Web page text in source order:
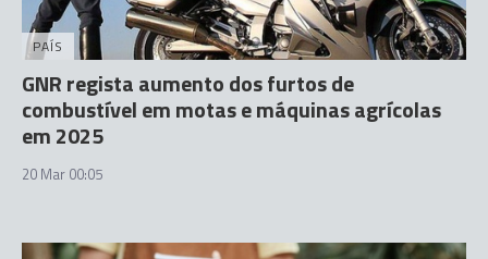
PAÍS
GNR regista aumento dos furtos de
combustível em motas e máquinas agrícolas
em 2025
20 Mar 00:05